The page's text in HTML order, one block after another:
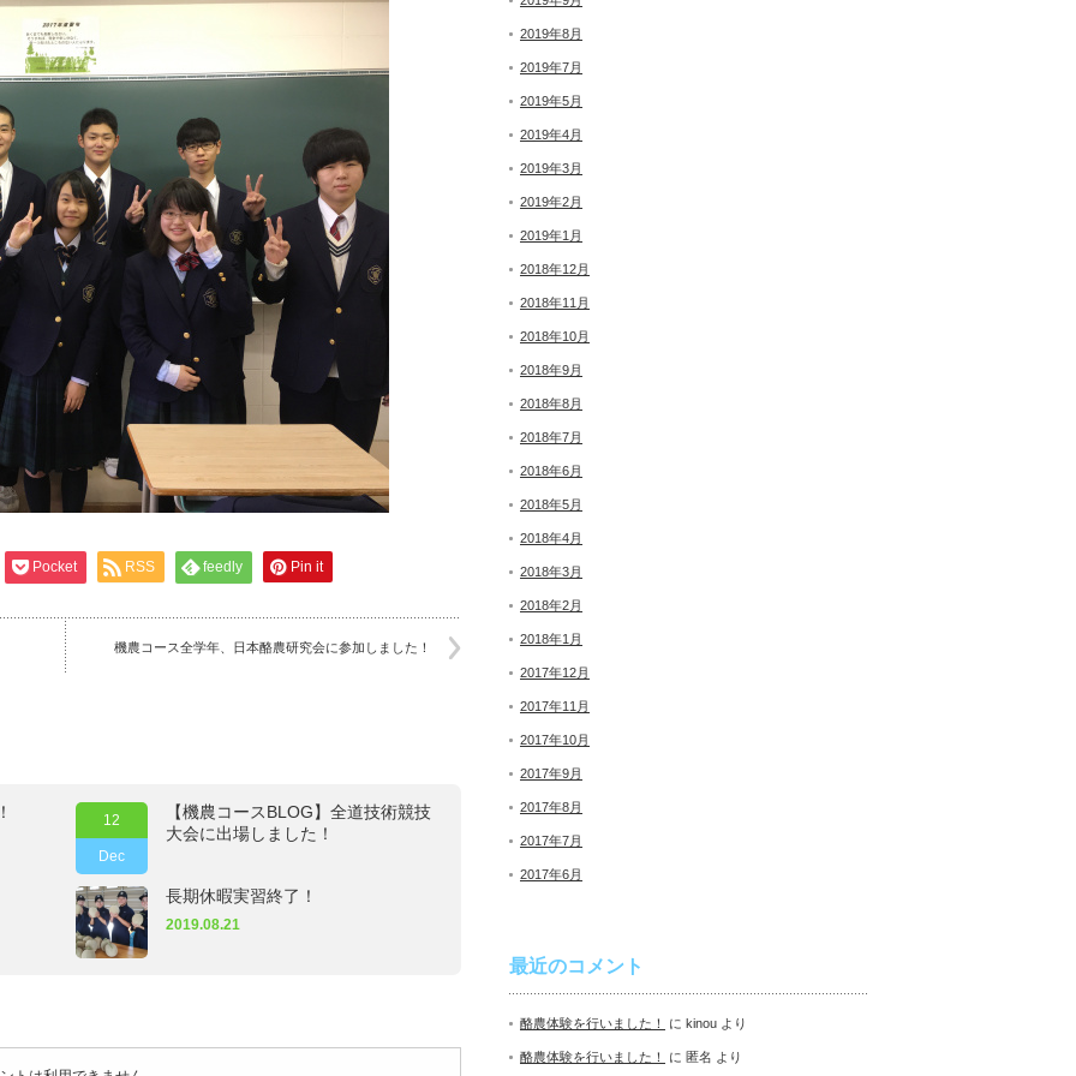
Pocket RSS feedly Pin it
機農コース全学年、日本酪農研究会に参加しました！
12
Dec
【機農コースBLOG】全道技術競技
大会に出場しました！
長期休暇実習終了！
2019.08.21
2019年8月
2019年7月
2019年5月
2019年4月
2019年3月
2019年2月
2019年1月
2018年12月
2018年11月
2018年10月
2018年9月
2018年8月
2018年7月
2018年6月
2018年5月
2018年4月
2018年3月
2018年2月
2018年1月
2017年12月
2017年11月
2017年10月
2017年9月
2017年8月
2017年7月
2017年6月
最近のコメント
酪農体験を行いました！ に kinou より
酪農体験を行いました！ に 匿名 より